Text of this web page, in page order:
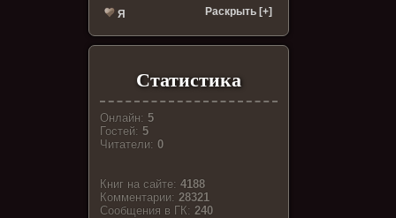
Я Раскрыть [+]
Статистика
Онлайн: 5
Гостей: 5
Читатели:0
Книг на сайте:4188
Комментарии:28321
Cообщения в ГК:240